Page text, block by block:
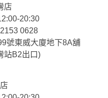
店
20:30
0628
號東威大廈地下8A舖
B2出口)